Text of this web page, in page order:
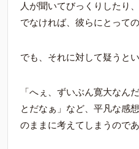
人が聞いてびっくりしたり
でなければ、彼らにとって
でも、それに対して疑うと
「へぇ、ずいぶん寛大なん
とだなぁ」など、平凡な感
のままに考えてしまうのであ